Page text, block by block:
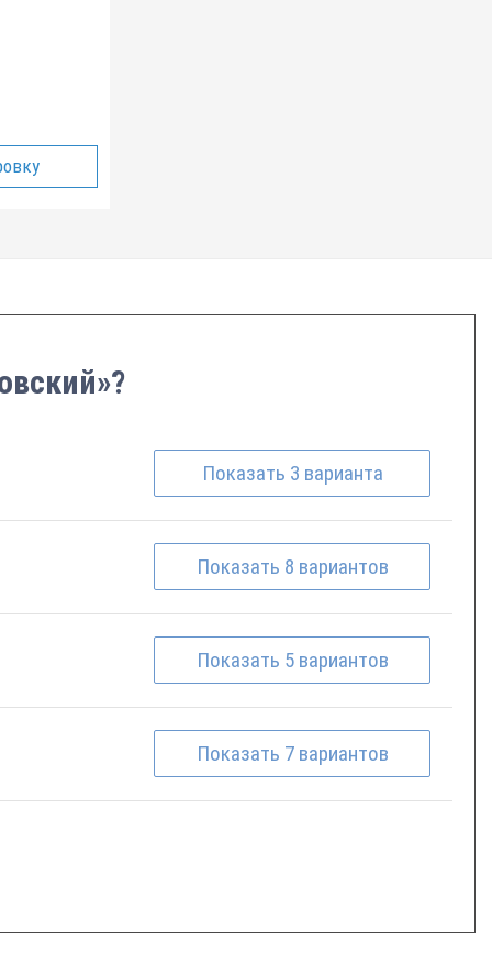
Показать 3 варианта
Показать 8 вариантов
Показать 5 вариантов
Показать 7 вариантов